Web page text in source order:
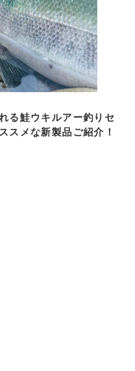
る鮭ウキルアー釣りセ
スメな新製品ご紹介！